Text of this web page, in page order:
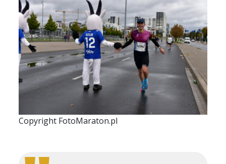
Copyright FotoMaraton.pl